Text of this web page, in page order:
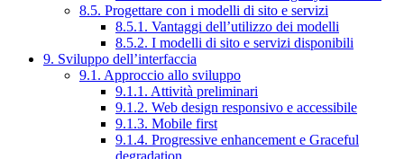
8.5. Progettare con i modelli di sito e servizi
8.5.1. Vantaggi dell’utilizzo dei modelli
8.5.2. I modelli di sito e servizi disponibili
9. Sviluppo dell’interfaccia
9.1. Approccio allo sviluppo
9.1.1. Attività preliminari
9.1.2. Web design responsivo e accessibile
9.1.3. Mobile first
9.1.4. Progressive enhancement e Graceful
degradation